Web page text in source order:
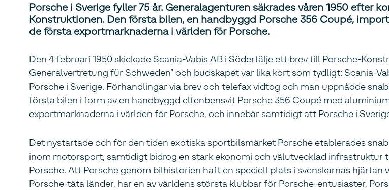
Porsche i Sverige fyller 75 år. Generalagenturen säkrades våren 1950 efter
Konstruktionen. Den första bilen, en handbyggd Porsche 356 Coupé,
de första exportmarknaderna i världen för Porsche.
Den 4 februari 1950 skickade Scania-Vabis AB i Södertälje ett brev till Porsche-
Generalvertretung für Schweden” och budskapet var lika kort som tydligt: Scania-
Porsche i Sverige. Förhandlingar via brev och telefax vidtog och man uppnådde
första bilen i form av en handbyggd elfenbensvit Porsche 356 Coupé med
exportmarknaderna i världen för Porsche, och innebär samtidigt att Porsche i
Det nystartade och för den tiden exotiska sportbilsmärket Porsche etablerades
inom motorsport, samtidigt bidrog en stark ekonomi och välutvecklad
Porsche. Att Porsche genom bilhistorien haft en speciell plats i svenskarnas hjärtan
Porsche-täta länder, har en av världens största klubbar för Porsche-entusiaster,